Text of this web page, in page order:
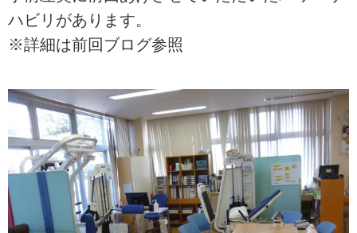
ハビリがあります。
※詳細は前回ブログ参照